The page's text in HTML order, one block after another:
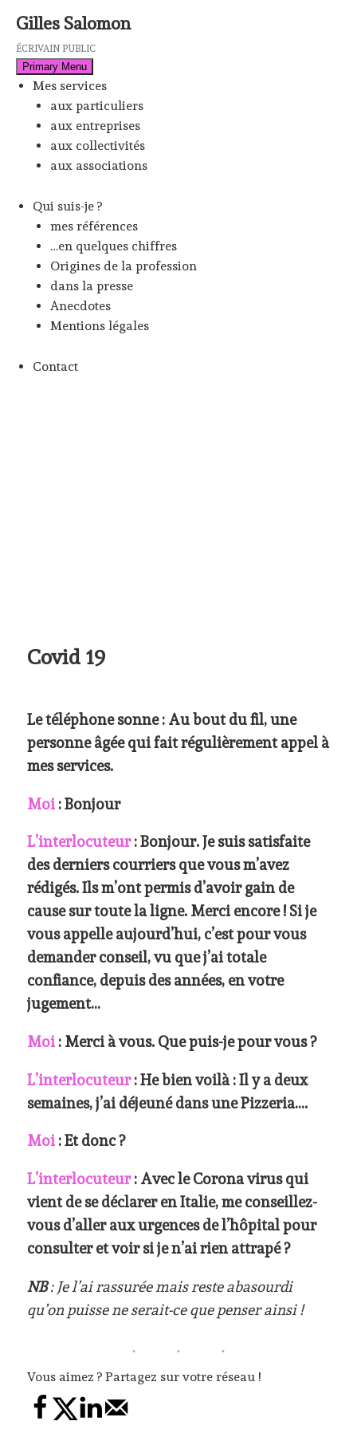
content
Gilles Salomon
ÉCRIVAIN PUBLIC
Primary Menu
Mes services
aux particuliers
aux entreprises
aux collectivités
aux associations
Qui suis-je ?
mes références
…en quelques chiffres
Origines de la profession
dans la presse
Anecdotes
Mentions légales
Contact
Covid 19
Le téléphone sonne : Au bout du fil, une
personne âgée qui fait régulièrement appel à
mes services.
Moi : Bonjour
L’interlocuteur: Bonjour. Je suis satisfaite
des derniers courriers que vous m’avez
rédigés. Ils m’ont permis d’avoir gain de
cause sur toute la ligne. Merci encore ! Si je
vous appelle aujourd’hui, c’est pour vous
demander conseil, vu que j’ai totale
confiance, depuis des années, en votre
jugement…
Moi : Merci à vous. Que puis-je pour vous ?
L’interlocuteur: He bien voilà : Il y a deux
semaines, j’ai déjeuné dans une Pizzeria….
Moi : Et donc ?
L’interlocuteur: Avec le Corona virus qui
vient de se déclarer en Italie, me conseillez-
vous d’aller aux urgences de l’hôpital pour
consulter et voir si je n’ai rien attrapé ?
NB: Je l’ai rassurée mais reste abasourdi
qu’on puisse ne serait-ce que penser ainsi !
Vous aimez ? Partagez sur votre réseau !